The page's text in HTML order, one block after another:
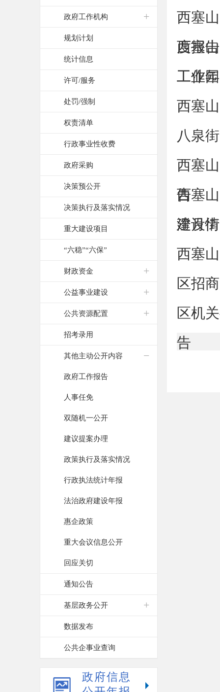
政府工作机构
规划计划
统计信息
许可/服务
处罚/强制
权责清单
行政事业性收费
政府采购
决策预公开
决策执行及落实情况
重大建设项目
“六稳”“六保”
财政资金
公益事业建设
公共资源配置
招考录用
其他主动公开内容
政府工作报告
人事任免
双随机一公开
建议提案办理
政策执行及落实情况
行政执法统计年报
法治政府建设年报
惠企政策
重大会议信息公开
回应关切
通知公告
基层政务公开
数据发布
公共企事业查询
政府信息
西塞
度报告
西塞
工作
工业
西塞
八泉
西塞
告
西塞
建设
澄月
西塞
区招
区机
告